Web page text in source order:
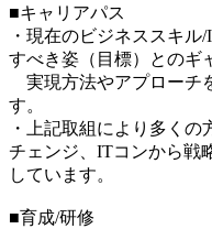
■キャリアパス
・現在のビジネススキ
すべき姿（目標）とのギ
実現方法やアプローチ
す。
・上記取組により多く
チェンジ、ITコンから戦
しています。
■育成/研修